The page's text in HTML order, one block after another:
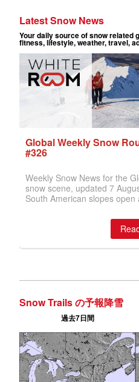
Snow Trails の予報降雪
過去7日間